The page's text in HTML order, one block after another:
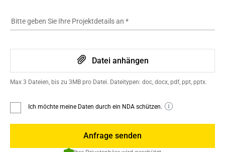
Bitte geben Sie Ihre Projektdetails an *
Datei anhängen
Max 3 Dateien, bis zu 3MB pro Datei. Dateitypen: doc, docx, pdf, ppt, pptx.
Ich möchte meine Daten durch ein NDA schützen.
Anfrage senden